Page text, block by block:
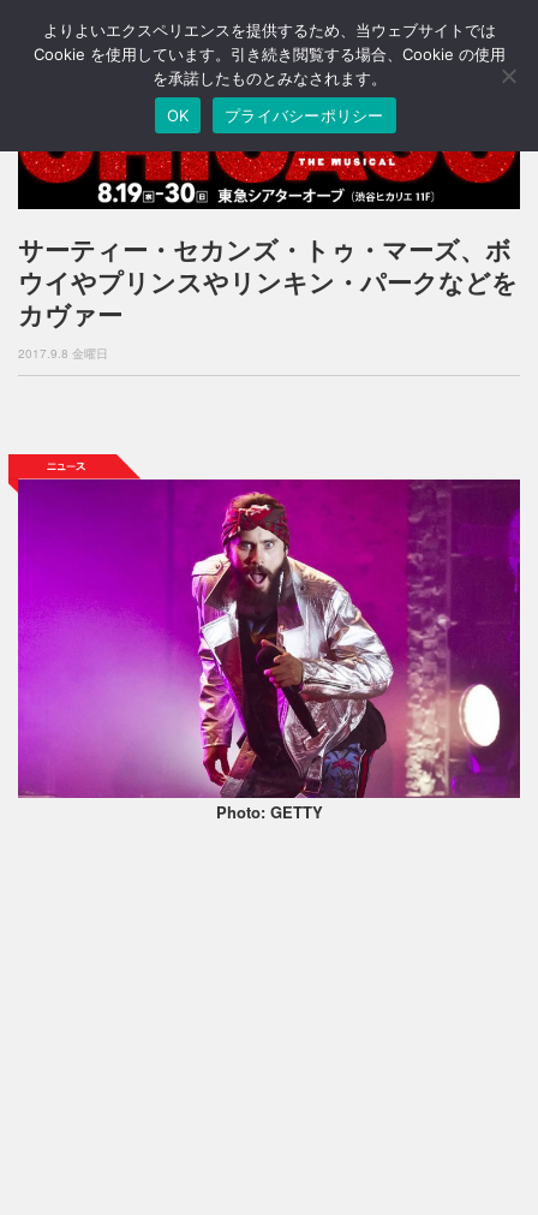
T
o
n
v
g
a
n
サーティー・セカンズ・トゥ・マーズ、ボ
ウイやプリンスやリンキン・パークなどを
カヴァー
2017.9.8 金曜日
Photo: GETTY
よりよいエクスペリエンスを提供するため、当ウェブサイトでは
Cookie を使用しています。引き続き閲覧する場合、Cookie の使用
を承諾したものとみなされます。
OK
プライバシーポリシー